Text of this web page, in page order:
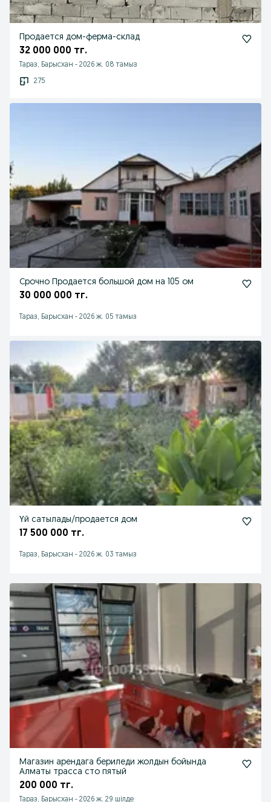
Продается дом-ферма-склад
32 000 000 тг.
Тараз, Барысхан - 2026 ж. 08 тамыз
275
Срочно Продается большой дом на 105 ом
30 000 000 тг.
Тараз, Барысхан - 2026 ж. 05 тамыз
Үй сатылады/продается дом
17 500 000 тг.
Тараз, Барысхан - 2026 ж. 03 тамыз
Магазин арендага бериледи жолдын бойында
Алматы трасса сто пятый
200 000 тг.
Тараз, Барысхан - 2026 ж. 29 шілде